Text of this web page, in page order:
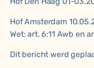
Hof Amsterdam
Wet: art. 6:11 Awb en
Dit bericht werd